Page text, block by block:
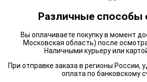
Различные способы
Вы оплачиваете покупку в момент
Московская область) после
Наличными курьеру или
При отправке заказа в регионы России,
оплата по банковскому